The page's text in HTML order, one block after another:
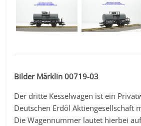
Bilder Märklin 00719-03
Der dritte Kesselwagen ist ein
Deutschen Erdöl Aktiengesellschaft
Die Wagennummer lautet hierbei